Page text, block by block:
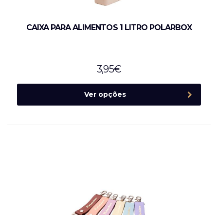
CAIXA PARA ALIMENTOS 1 LITRO POLARBOX
3,95€
Ver opções